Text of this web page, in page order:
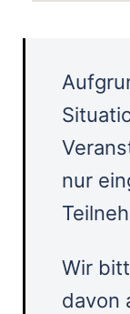
nur
Wir
davon